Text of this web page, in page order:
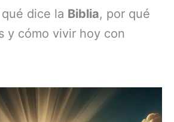
qué dice la Biblia, por qué
y cómo vivir hoy con